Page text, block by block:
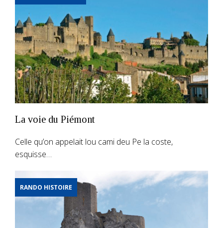
La voie du Piémont
Celle qu’on appelait lou cami deu Pe la coste,
esquisse…
RANDO HISTOIRE